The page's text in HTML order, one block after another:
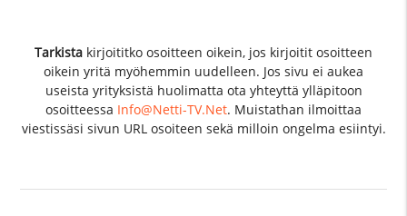
Tarkista kirjoititko osoitteen oikein, jos kirjoitit osoitteen
oikein yritä myöhemmin uudelleen. Jos sivu ei aukea
useista yrityksistä huolimatta ota yhteyttä ylläpitoon
osoitteessa Info@Netti-TV.Net. Muistathan ilmoittaa
viestissäsi sivun URL osoiteen sekä milloin ongelma esiintyi.